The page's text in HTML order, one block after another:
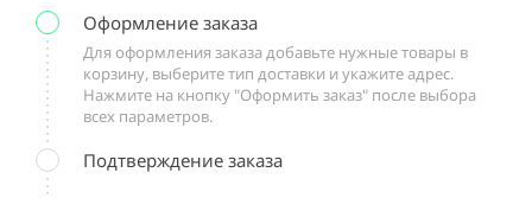
Оформление заказа
Для оформления заказа добавьте нужные товары в
корзину, выберите тип доставки и укажите адрес.
Нажмите на кнопку "Оформить заказ" после выбора
всех параметров.
Подтверждение заказа